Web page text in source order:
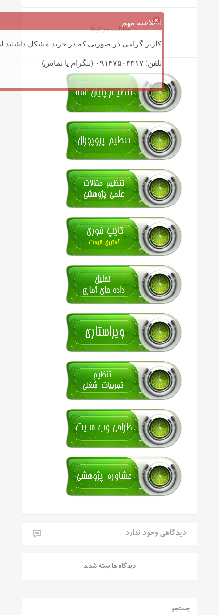
مطالب مرتبط
دیدگاهی وجود ندارد
دیدگاه ها بسته شدند
جستجو
اطلاعیه مهم
کاربر گرامی در صورتی که در خرید مشکل داشتید
تلفن: ۰۹۱۴۷۵۰۳۳۱۷ (تلگرام یا تماس)